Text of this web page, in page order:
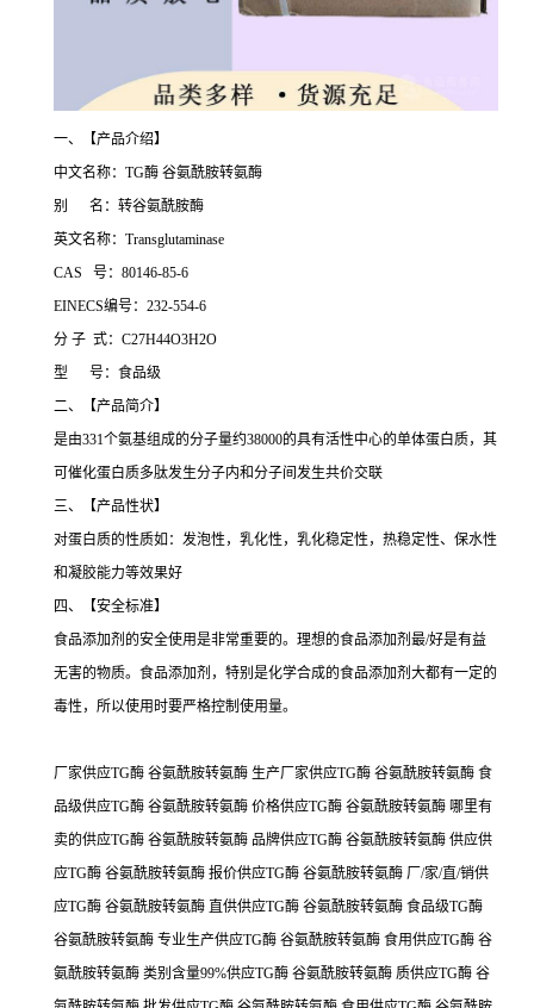
一、【产品介绍】
中文名称：TG酶 谷氨酰胺转氨酶
别 名：转谷氨酰胺酶
英文名称：Transglutaminase
CAS 号：80146-85-6
EINECS编号：232-554-6
分 子 式：C27H44O3H2O
型 号：食品级
二、【产品简介】
是由331个氨基组成的分子量约38000的具有活性中心的单体蛋白质，其
可催化蛋白质多肽发生分子内和分子间发生共价交联
三、【产品性状】
对蛋白质的性质如：发泡性，乳化性，乳化稳定性，热稳定性、保水性
和凝胶能力等效果好
四、【安全标准】
食品添加剂的安全使用是非常重要的。理想的食品添加剂最/好是有益
无害的物质。食品添加剂，特别是化学合成的食品添加剂大都有一定的
毒性，所以使用时要严格控制使用量。
厂家供应TG酶 谷氨酰胺转氨酶 生产厂家供应TG酶 谷氨酰胺转氨酶 食
品级供应TG酶 谷氨酰胺转氨酶 价格供应TG酶 谷氨酰胺转氨酶 哪里有
卖的供应TG酶 谷氨酰胺转氨酶 品牌供应TG酶 谷氨酰胺转氨酶 供应供
应TG酶 谷氨酰胺转氨酶 报价供应TG酶 谷氨酰胺转氨酶 厂/家/直/销供
应TG酶 谷氨酰胺转氨酶 直供供应TG酶 谷氨酰胺转氨酶 食品级TG酶
谷氨酰胺转氨酶 专业生产供应TG酶 谷氨酰胺转氨酶 食用供应TG酶 谷
氨酰胺转氨酶 类别含量99%供应TG酶 谷氨酰胺转氨酶 质供应TG酶 谷